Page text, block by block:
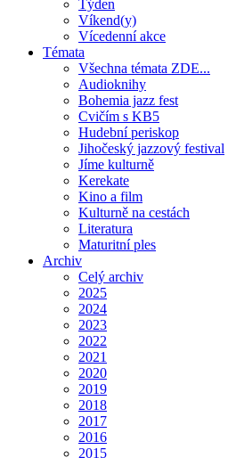
Týden
Víkend(y)
Vícedenní akce
Témata
Všechna témata ZDE...
Audioknihy
Bohemia jazz fest
Cvičím s KB5
Hudební periskop
Jihočeský jazzový festival
Jíme kulturně
Kerekate
Kino a film
Kulturně na cestách
Literatura
Maturitní ples
Archiv
Celý archiv
2025
2024
2023
2022
2021
2020
2019
2018
2017
2016
2015